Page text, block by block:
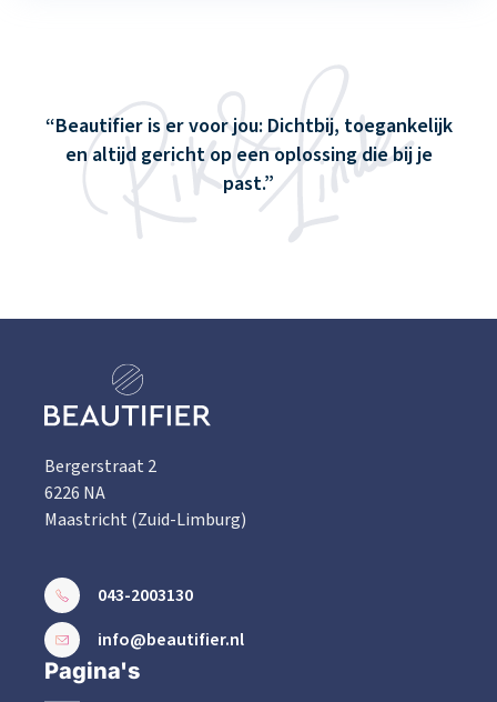
Beautifier is er voor jou: Dichtbij, toegankelijk
en altijd gericht op een oplossing die bij je
past.
Bergerstraat 2
6226 NA
Maastricht (Zuid-Limburg)
043-2003130
info@beautifier.nl
Pagina's